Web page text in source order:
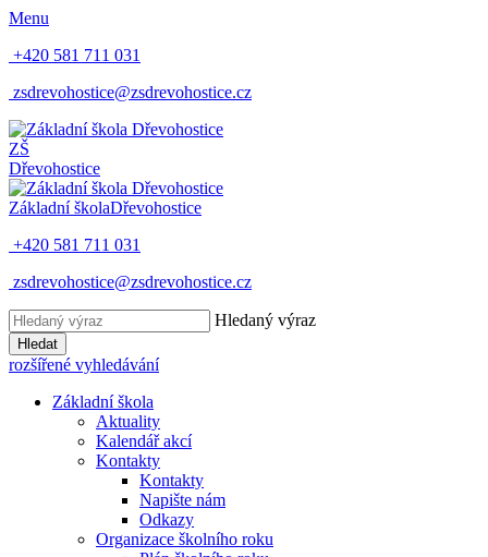
Menu
+420 581 711 031
zsdrevohostice@zsdrevohostice.cz
ZŠ
Dřevohostice
Základní školaDřevohostice
+420 581 711 031
zsdrevohostice@zsdrevohostice.cz
Hledaný výraz
Hledat
rozšířené vyhledávání
Základní škola
Aktuality
Kalendář akcí
Kontakty
Kontakty
Napište nám
Odkazy
Organizace školního roku